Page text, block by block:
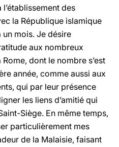
des
la République islamique
un mois. Je désire
aux nombreux
dont le nombre s’est
année, comme aussi aux
qui par leur présence
les liens d’amitié qui
Siège. En même temps,
particulièrement mes
de la Malaisie, faisant